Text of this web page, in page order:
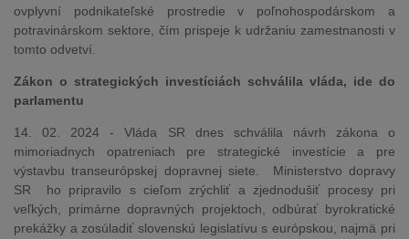
ovplyvní podnikateľské prostredie v poľnohospodárskom a
potravinárskom sektore, čím prispeje k udržaniu zamestnanosti v
tomto odvetví.
Zákon o strategických investíciách schválila vláda, ide do
parlamentu
14. 02. 2024 - Vláda SR dnes schválila návrh zákona o
mimoriadnych opatreniach pre strategické investície a pre
výstavbu transeurópskej dopravnej siete. Ministerstvo dopravy
SR ho pripravilo s cieľom zrýchliť a zjednodušiť procesy pri
veľkých, primárne dopravných projektoch, odbúrať byrokratické
prekážky a zosúladiť slovenskú legislatívu s európskou, najmä pri